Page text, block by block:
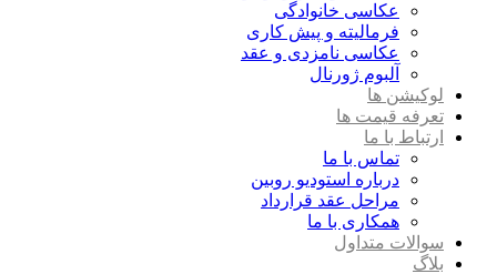
عکاسی خانوادگی
فرمالیته و پیش کاری
عکاسی نامزدی و عقد
آلبوم ژورنال
لوکیشن ها
تعرفه قیمت ها
ارتباط با ما
تماس با ما
درباره استودیو روبین
مراحل عقد قرارداد
همکاری با ما
سوالات متداول
بلاگ